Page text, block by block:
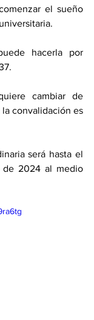
el sueño
hacerla por
cambiar de
convalidación es
será hasta el
de 2024 al medio